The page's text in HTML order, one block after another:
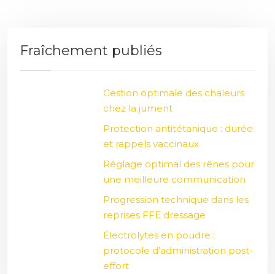
Fraîchement publiés
Gestion optimale des chaleurs
chez la jument
Protection antitétanique : durée
et rappels vaccinaux
Réglage optimal des rênes pour
une meilleure communication
Progression technique dans les
reprises FFE dressage
Électrolytes en poudre :
protocole d’administration post-
effort